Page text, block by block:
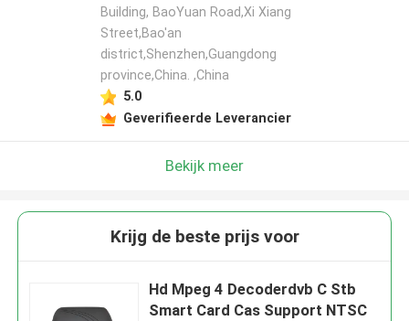
Building, BaoYuan Road,Xi Xiang
Street,Bao'an
district,Shenzhen,Guangdong
province,China. ,China
5.0
Geverifieerde Leverancier
Bekijk meer
Krijg de beste prijs voor
Hd Mpeg 4 Decoderdvb C Stb
Smart Card Cas Support NTSC